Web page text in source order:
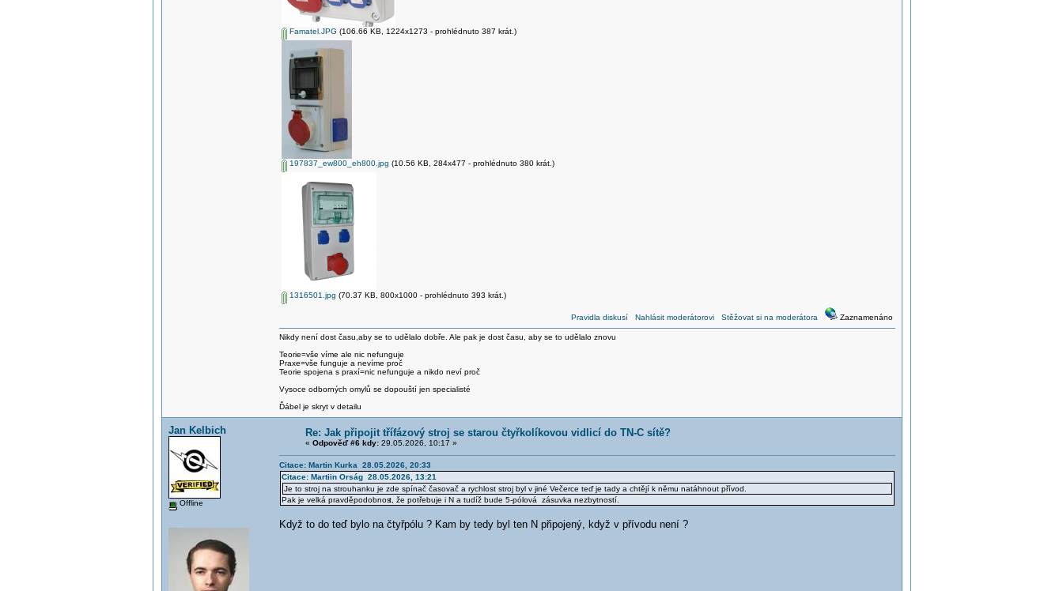
Famatel.JPG (106.66 KB, 1224x1273 - prohlédnuto 387 krát.)
197837_ew800_eh800.jpg (10.56 KB, 284x477 - prohlédnuto 380 krát.)
1316501.jpg (70.37 KB, 800x1000 - prohlédnuto 393 krát.)
Pravidla diskusí Nahlásit moderátorovi Stěžovat si na moderátora Zaznamenáno
Nikdy není dost času,aby se to udělalo dobře. Ale pak je dost času, aby se to udělalo znovu
Teorie=vše víme ale nic nefunguje
Praxe=vše funguje a nevíme proč
Teorie spojena s praxí=nic nefunguje a nikdo neví proč
Vysoce odborných omylů se dopouští jen specialisté
Ďábel je skryt v detailu
Jan Kelbich
Offline
Re: Jak připojit třífázový stroj se starou čtyřkolíkovou vidlicí do TN-C sítě?
« Odpověď #6 kdy:29.05.2026, 10:17 »
Citace: Martin Kurka 28.05.2026, 20:33
Citace: Martiin Orság 28.05.2026, 13:21
Je to stroj na strouhanku je zde spínač časovač a rychlost stroj byl v jiné Večerce teď je tady a chtějí k němu natáhnout přívod.
Pak je velká pravděpodobnost, že potřebuje i N a tudíž bude 5-pólová zásuvka nezbytností.
Když to do teď bylo na čtyřpólu ? Kam by tedy byl ten N připojený, když v přívodu není ?